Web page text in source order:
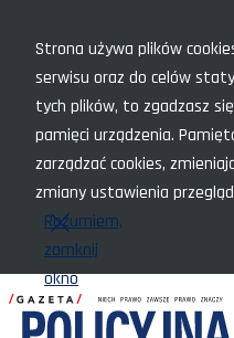
Strona używa plików
serwisu oraz do celów
tych plików, to zgadzasz
pamięci urządzenia.
zarządzać cookies,
zmiany ustawienia
Rozumiem,
zamknij
okno